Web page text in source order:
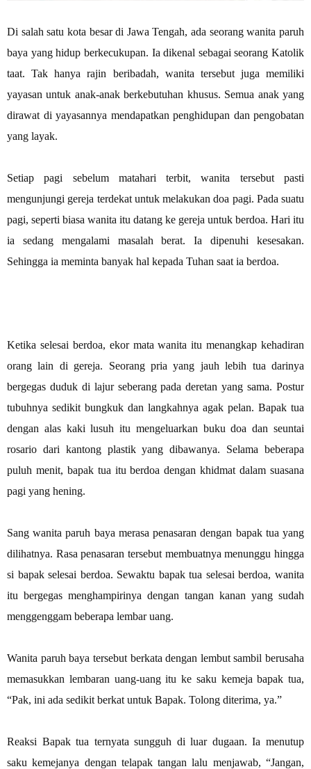
Di salah satu kota besar di Jawa Tengah, ada seorang wanita paruh
baya yang hidup berkecukupan. Ia dikenal sebagai seorang Katolik
taat. Tak hanya rajin beribadah, wanita tersebut juga memiliki
yayasan untuk anak-anak berkebutuhan khusus. Semua anak yang
dirawat di yayasannya mendapatkan penghidupan dan pengobatan
yang layak.
Setiap pagi sebelum matahari terbit, wanita tersebut pasti
mengunjungi gereja terdekat untuk melakukan doa pagi. Pada suatu
pagi, seperti biasa wanita itu datang ke gereja untuk berdoa. Hari itu
ia sedang mengalami masalah berat. Ia dipenuhi kesesakan.
Sehingga ia meminta banyak hal kepada Tuhan saat ia berdoa.
Ketika selesai berdoa, ekor mata wanita itu menangkap kehadiran
orang lain di gereja. Seorang pria yang jauh lebih tua darinya
bergegas duduk di lajur seberang pada deretan yang sama. Postur
tubuhnya sedikit bungkuk dan langkahnya agak pelan. Bapak tua
dengan alas kaki lusuh itu mengeluarkan buku doa dan seuntai
rosario dari kantong plastik yang dibawanya. Selama beberapa
puluh menit, bapak tua itu berdoa dengan khidmat dalam suasana
pagi yang hening.
Sang wanita paruh baya merasa penasaran dengan bapak tua yang
dilihatnya. Rasa penasaran tersebut membuatnya menunggu hingga
si bapak selesai berdoa. Sewaktu bapak tua selesai berdoa, wanita
itu bergegas menghampirinya dengan tangan kanan yang sudah
menggenggam beberapa lembar uang.
Wanita paruh baya tersebut berkata dengan lembut sambil berusaha
memasukkan lembaran uang-uang itu ke saku kemeja bapak tua,
“Pak, ini ada sedikit berkat untuk Bapak. Tolong diterima, ya.”
Reaksi Bapak tua ternyata sungguh di luar dugaan. Ia menutup
saku kemejanya dengan telapak tangan lalu menjawab, “Jangan,